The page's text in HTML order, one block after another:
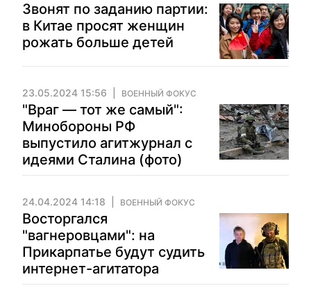
Звонят по заданию партии:
в Китае просят женщин
рожать больше детей
23.05.2024 15:56 ВОЕННЫЙ ФОКУС
"Враг — тот же самый":
Минобороны РФ
выпустило агитжурнал с
идеями Сталина (фото)
24.04.2024 14:18 ВОЕННЫЙ ФОКУС
Восторгался
"вагнеровцами": на
Прикарпатье будут судить
интернет-агитатора